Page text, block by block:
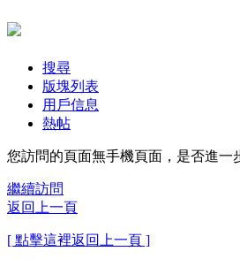
搜尋
版塊列表
用戶信息
熱帖
您訪問的頁面無手機頁面，是否進一
繼續訪問
返回上一頁
[ 點擊這裡返回上一頁 ]